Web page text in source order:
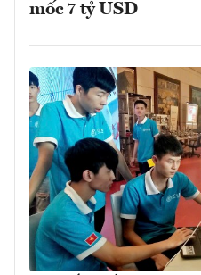
mốc 7 tỷ USD